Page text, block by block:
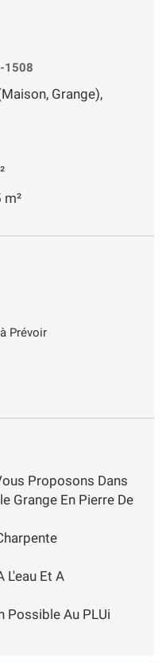
1508
Grange),
m²
Prévoir
Proposons Dans
Grange En Pierre De
Et A
Possible Au PLUi